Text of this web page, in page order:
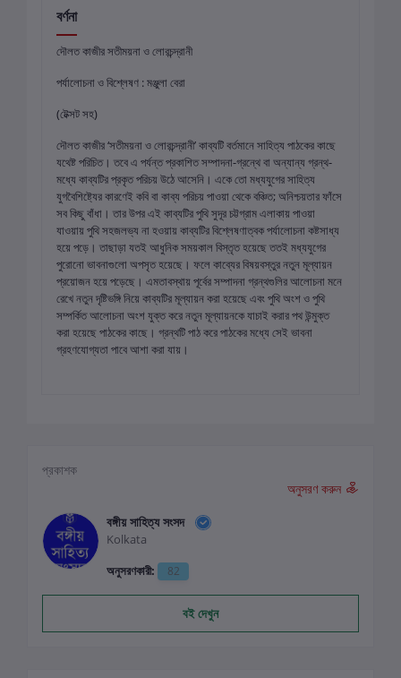
বর্ণনা
দৌলত কাজীর সতীময়না ও লোরচন্দ্রানী
পর্যালোচনা ও বিশ্লেষণ : মঞ্জুলা বেরা
(টেক্সট সহ)
দৌলত কাজীর ‘সতীময়না ও লোরচন্দ্রানী’ কাব্যটি বর্তমানে সাহিত্য পাঠকের কাছে
যথেষ্ট পরিচিত। তবে এ পর্যন্ত প্রকাশিত সম্পাদনা-গ্রন্থে বা অন্যান্য গ্রন্থ-
মধ্যে কাব্যটির প্রকৃত পরিচয় উঠে আসেনি। একে তো মধ্যযুগের সাহিত্য
যুগবৈশিষ্ট্যের কারণেই কবি বা কাব্য পরিচয় পাওয়া থেকে বঞ্চিত; অনিশ্চয়তার ফাঁসে
সব কিছু বাঁধা। তার উপর এই কাব্যটির পুথি সুদূর চট্টগ্রাম এলাকায় পাওয়া
যাওয়ায় পুথি সহজলভ্য না হওয়ায় কাব্যটির বিশ্লেষণাত্বক পর্যালোচনা কষ্টসাধ্য
হয়ে পড়ে। তাছাড়া যতই আধুনিক সময়কাল বিস্তৃত হয়েছে ততই মধ্যযুগের
পুরোনো ভাবনাগুলো অপসৃত হয়েছে। ফলে কাব্যের বিষয়বস্তুর নতুন মূল্যায়ন
প্রয়োজন হয়ে পড়েছে। এমতাবস্থায় পূর্বের সম্পাদনা গ্রন্থগুলির আলোচনা মনে
রেখে নতুন দৃষ্টিভঙ্গি নিয়ে কাব্যটির মূল্যায়ন করা হয়েছে এবং পুথি অংশ ও পুথি
সম্পর্কিত আলোচনা অংশ যুক্ত করে নতুন মূল্যায়নকে যাচাই করার পথ উন্মুক্ত
করা হয়েছে পাঠকের কাছে। গ্রন্থটি পাঠ করে পাঠকের মধ্যে সেই ভাবনা
গ্রহণযোগ্যতা পাবে আশা করা যায়।
প্রকাশক
অনুসরণ করুন
বঙ্গীয় সাহিত্য সংসদ
Kolkata
অনুসরণকারী:
82
বই দেখুন